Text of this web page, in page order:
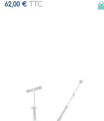
62,00 € TTC